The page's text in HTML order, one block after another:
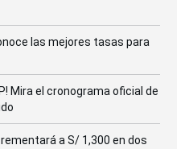
las mejores tasas para
Mira el cronograma oficial de
a S/ 1,300 en dos